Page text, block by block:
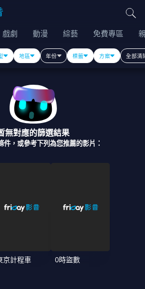
戲劇 動漫 綜藝 免費專區
地區 年份 標籤 方案 全部清
無對應的篩選結果
件，或參考下列為您推薦的影片：
京計程車 0時盜數